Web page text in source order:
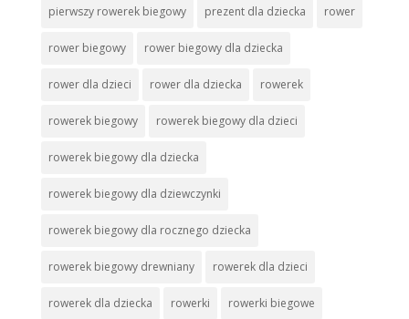
pierwszy rowerek biegowy prezent dla dziecka rower
rower biegowy rower biegowy dla dziecka
rower dla dzieci rower dla dziecka rowerek
rowerek biegowy rowerek biegowy dla dzieci
rowerek biegowy dla dziecka
rowerek biegowy dla dziewczynki
rowerek biegowy dla rocznego dziecka
rowerek biegowy drewniany rowerek dla dzieci
rowerek dla dziecka rowerki rowerki biegowe